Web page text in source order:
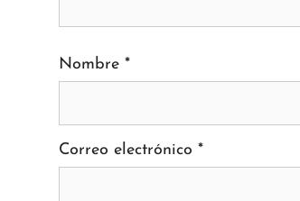
Nombre *
Correo electrónico *